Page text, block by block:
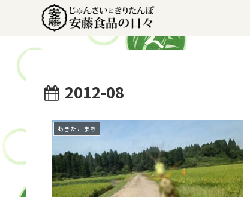
2012-08
あきたこまち